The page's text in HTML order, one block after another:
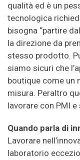
qualità ed è un
tecnologica
bisogna “partire
la direzione da
stesso prodotto.
siamo sicuri che
boutique come un
misura. Peraltro
lavorare con PMI
Quando parla di
Lavorare
laboratorio